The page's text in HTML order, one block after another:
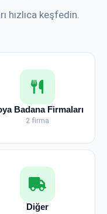
hızlıca keşfedin.
Badana Firmaları
2 firma
Diğer